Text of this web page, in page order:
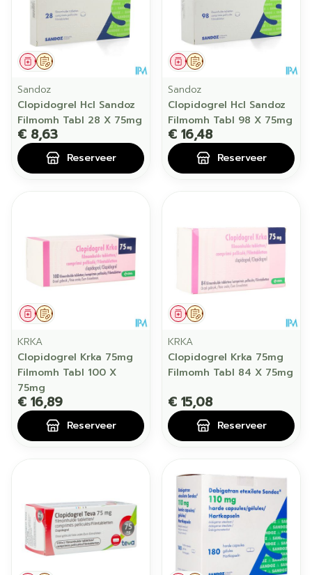
Op voorschrift
Geneesmiddel
Sandoz
Clopidogrel Hcl Sandoz
Filmomh Tabl 28 X 75mg
€ 8,63
Reserveer
Op voorschrift
Geneesmiddel
Sandoz
Clopidogrel Hcl Sandoz
Filmomh Tabl 98 X 75mg
€ 16,48
Reserveer
Op voorschrift
Geneesmiddel
KRKA
Clopidogrel Krka 75mg
Filmomh Tabl 100 X
75mg
€ 16,89
Reserveer
Op voorschrift
Geneesmiddel
KRKA
Clopidogrel Krka 75mg
Filmomh Tabl 84 X 75mg
€ 15,08
Reserveer